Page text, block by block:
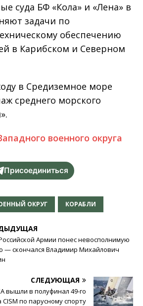
суда БФ «Кола» и «Лена» в
задачи по
обеспечению
в Карибском и Северном
в Средиземное море
среднего морского
военного округа
Присоединиться
ОКРУГ КОРАБЛИ
Армии понес невосполнимую
— скончался Владимир Михайлович
СЛЕДУЮЩАЯ
вышли в полуфинал 49-го
по парусному спорту